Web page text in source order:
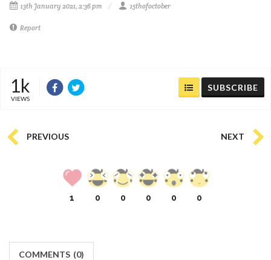
13th January 2021, 2:36 pm 15thofoctober
Report
1k
VIEWS
SUBSCRIBE
PREVIOUS NEXT
1 0 0 0 0 0
COMMENTS (0)